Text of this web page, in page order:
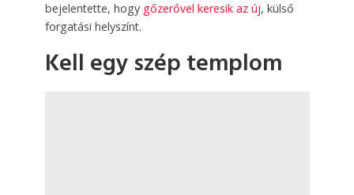
bejelentette, hogygőzerővel keresik az új, külső
forgatási helyszínt.
Kell egy szép templom